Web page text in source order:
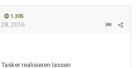
1.305
2016
realisieren lassen